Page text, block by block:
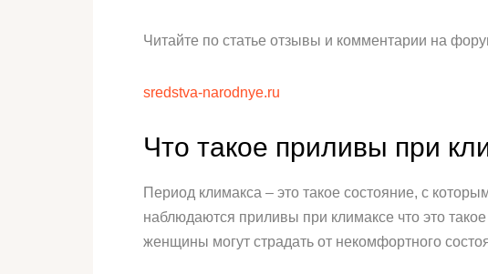
Читайте по статье отзывы и комментарии на
sredstva-narodnye.ru
Что такое приливы при
Период климакса – это такое состояние, с
наблюдаются приливы при климаксе что это
женщины могут страдать от некомфортного